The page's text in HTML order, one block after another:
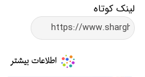
لینک کوتاه